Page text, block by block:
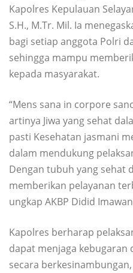
Kapolres Kepulauan
S.H., M.Tr. Mil. Ia
bagi setiap anggota Polri
sehingga mampu
kepada masyarakat.
“Mens sana in corpore
artinya Jiwa yang sehat
pasti Kesehatan jasmani
dalam mendukung
Dengan tubuh yang sehat
memberikan pelayanan
ungkap AKBP Didid
Kapolres berharap
dapat menjaga kebugaran
secara